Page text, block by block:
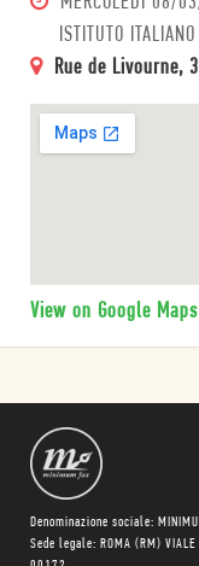
ISTITUTO
Rue de Livourne,
View on Google Maps
Denominazione sociale:
Sede legale: ROMA (RM) VIALE